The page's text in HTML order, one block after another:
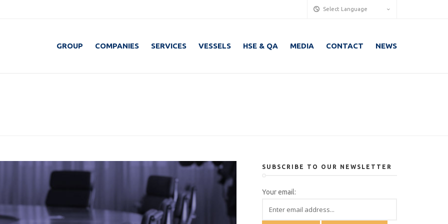
Select Language
GROUP COMPANIES SERVICES VESSELS HSE & QA MEDIA CONTACT NEWS
SUBSCRIBE TO OUR NEWSLETTER
Your email: